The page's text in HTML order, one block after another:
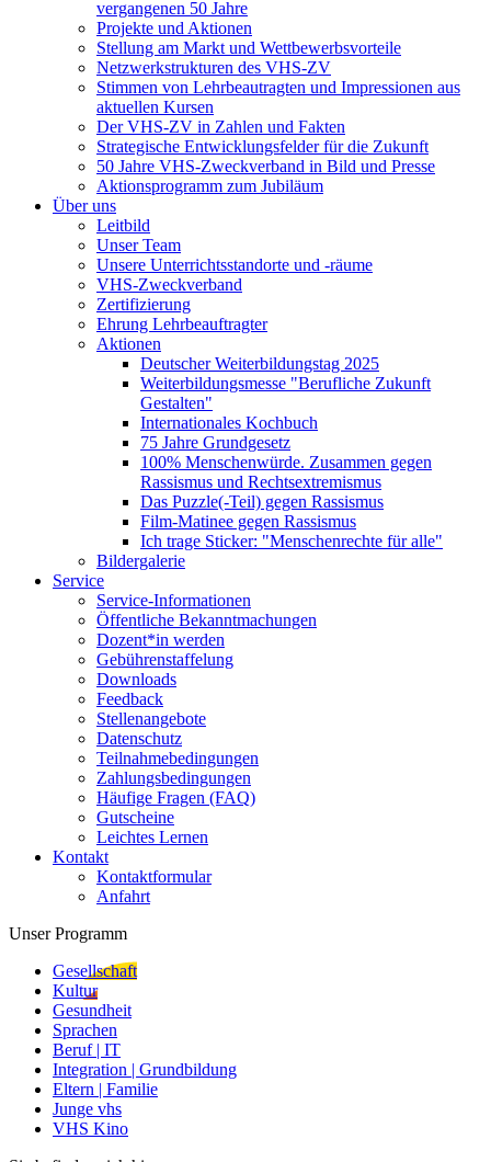
vergangenen 50 Jahre
Projekte und Aktionen
Stellung am Markt und Wettbewerbsvorteile
Netzwerkstrukturen des VHS-ZV
Stimmen von Lehrbeautragten und Impressionen aus
aktuellen Kursen
Der VHS-ZV in Zahlen und Fakten
Strategische Entwicklungsfelder für die Zukunft
50 Jahre VHS-Zweckverband in Bild und Presse
Aktionsprogramm zum Jubiläum
Über uns
Leitbild
Unser Team
Unsere Unterrichtsstandorte und -räume
VHS-Zweckverband
Zertifizierung
Ehrung Lehrbeauftragter
Aktionen
Deutscher Weiterbildungstag 2025
Weiterbildungsmesse "Berufliche Zukunft
Gestalten"
Internationales Kochbuch
75 Jahre Grundgesetz
100% Menschenwürde. Zusammen gegen
Rassismus und Rechtsextremismus
Das Puzzle(-Teil) gegen Rassismus
Film-Matinee gegen Rassismus
Ich trage Sticker: "Menschenrechte für alle"
Bildergalerie
Service
Service-Informationen
Öffentliche Bekanntmachungen
Dozent*in werden
Gebührenstaffelung
Downloads
Feedback
Stellenangebote
Datenschutz
Teilnahmebedingungen
Zahlungsbedingungen
Häufige Fragen (FAQ)
Gutscheine
Leichtes Lernen
Kontakt
Kontaktformular
Anfahrt
Unser Programm
Gesellschaft
Kultur
Gesundheit
Sprachen
Beruf | IT
Integration | Grundbildung
Eltern | Familie
Junge vhs
VHS Kino